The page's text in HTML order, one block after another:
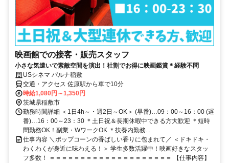
映画館での接客・販売スタッフ
小さな気遣いで素敵空間を演出！社割でお得に映画鑑賞＊経験不問
USシネマ パルナ稲敷
交通・アクセス 佐原駅から車で10分
時給1,080円～1,350円
茨城県稲敷市
勤務時間詳細 ＜1日4h～・週2日～OK＞ (早番)…09：00～16：00 (遅
番)…16：00～23：30 ＊土日祝＆長期休暇中できる方大歓迎 ＊短時
間勤務OK！副業・WワークOK ＊扶養内勤務...
仕事内容 ＼ポップコーンの香ばしい香りに包まれて／ ＜ドキドキ・
わくわくが身近に味わえる！＞ 学生多数活躍中！映画好きなスタッ
フ多数！ ＝＝＝＝＝＝＝＝＝＝＝＝＝＝＝＝＝＝＝＝ 【仕事内容】